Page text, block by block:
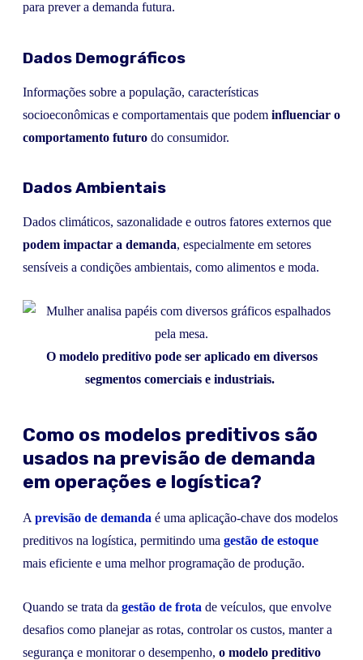
para prever a demanda futura.
Dados Demográficos
Informações sobre a população, características
socioeconômicas e comportamentais que podem influenciar o
comportamento futuro do consumidor.
Dados Ambientais
Dados climáticos, sazonalidade e outros fatores externos que
podem impactar a demanda, especialmente em setores
sensíveis a condições ambientais, como alimentos e moda.
O modelo preditivo pode ser aplicado em diversos
segmentos comerciais e industriais.
Como os modelos preditivos são
usados na previsão de demanda
em operações e logística?
A previsão de demanda é uma aplicação-chave dos modelos
preditivos na logística, permitindo uma gestão de estoque
mais eficiente e uma melhor programação de produção.
Quando se trata da gestão de frota de veículos, que envolve
desafios como planejar as rotas, controlar os custos, manter a
segurança e monitorar o desempenho, o modelo preditivo